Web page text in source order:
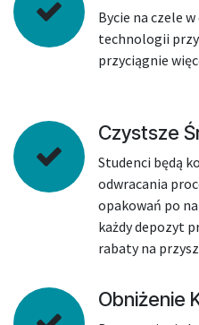
Bycie na czele
technologii
przyciągnie
Czystsze
Studenci będą
odwracania
opakowań po
każdy depozyt
rabaty na
Obniżenie